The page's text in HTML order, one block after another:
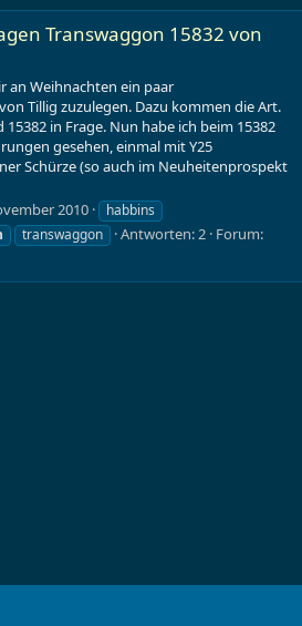
Transwaggon 15832 von
an Weihnachten ein paar
Tillig zuzulegen. Dazu kommen die Art.
in Frage. Nun habe ich beim 15382
gesehen, einmal mit Y25
Schürze (so auch im Neuheitenprospekt
2010
habbins
transwaggon Antworten: 2 Forum: